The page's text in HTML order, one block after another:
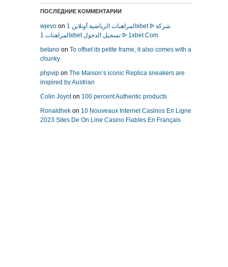
ПОСЛЕДНИЕ КОММЕНТАРИИ
wjevo on المراهنات الرياضية أونلاين 1xbet ᐉ شركة
المراهنات 1xbet تسجيل الدخول ᐉ 1xbet Com
betano on To offset its petite frame, it also comes with a
chunky
phpvip on The Maison’s iconic Replica sneakers are
inspired by Austrian
Colin Joynton 100 percent Authentic products
Ronaldhek on 10 Nouveaux Internet Casinos En Ligne
2023 Sites De On Line Casino Fiables En Français